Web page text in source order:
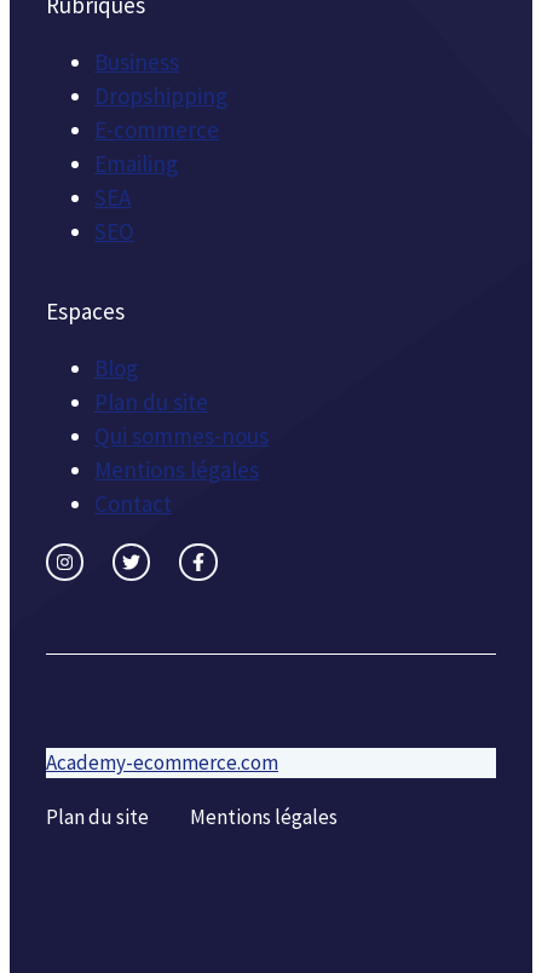
Business
Dropshipping
E-commerce
Emailing
SEA
SEO
Espaces
Blog
Plan du site
Qui sommes-nous
Mentions légales
Contact
Academy-ecommerce.com
Plan du site Mentions légales